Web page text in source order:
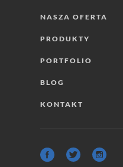
NASZA OFERTA
PRODUKTY
PORTFOLIO
BLOG
KONTAKT